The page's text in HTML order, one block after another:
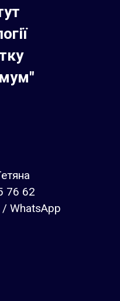
76 62
WhatsApp